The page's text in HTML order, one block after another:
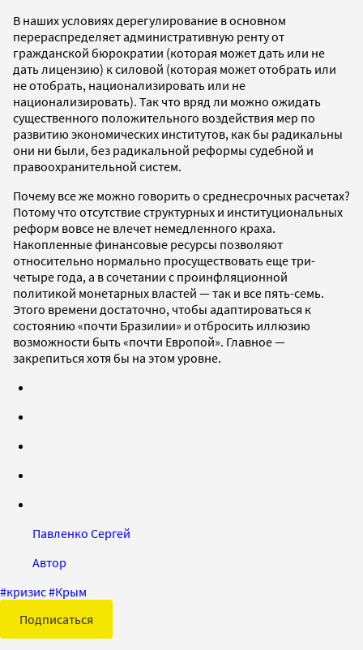
В наших условиях дерегулирование в основном
перераспределяет административную ренту от
гражданской бюрократии (которая может дать или не
дать лицензию) к силовой (которая может отобрать или
не отобрать, национализировать или не
национализировать). Так что вряд ли можно ожидать
существенного положительного воздействия мер по
развитию экономических институтов, как бы радикальны
они ни были, без радикальной реформы судебной и
правоохранительной систем.
Почему все же можно говорить о среднесрочных расчетах?
Потому что отсутствие структурных и институциональных
реформ вовсе не влечет немедленного краха.
Накопленные финансовые ресурсы позволяют
относительно нормально просуществовать еще три-
четыре года, а в сочетании с проинфляционной
политикой монетарных властей — так и все пять-семь.
Этого времени достаточно, чтобы адаптироваться к
состоянию «почти Бразилии» и отбросить иллюзию
возможности быть «почти Европой». Главное —
закрепиться хотя бы на этом уровне.
Павленко Сергей
Автор
#кризис#Крым
Подписаться